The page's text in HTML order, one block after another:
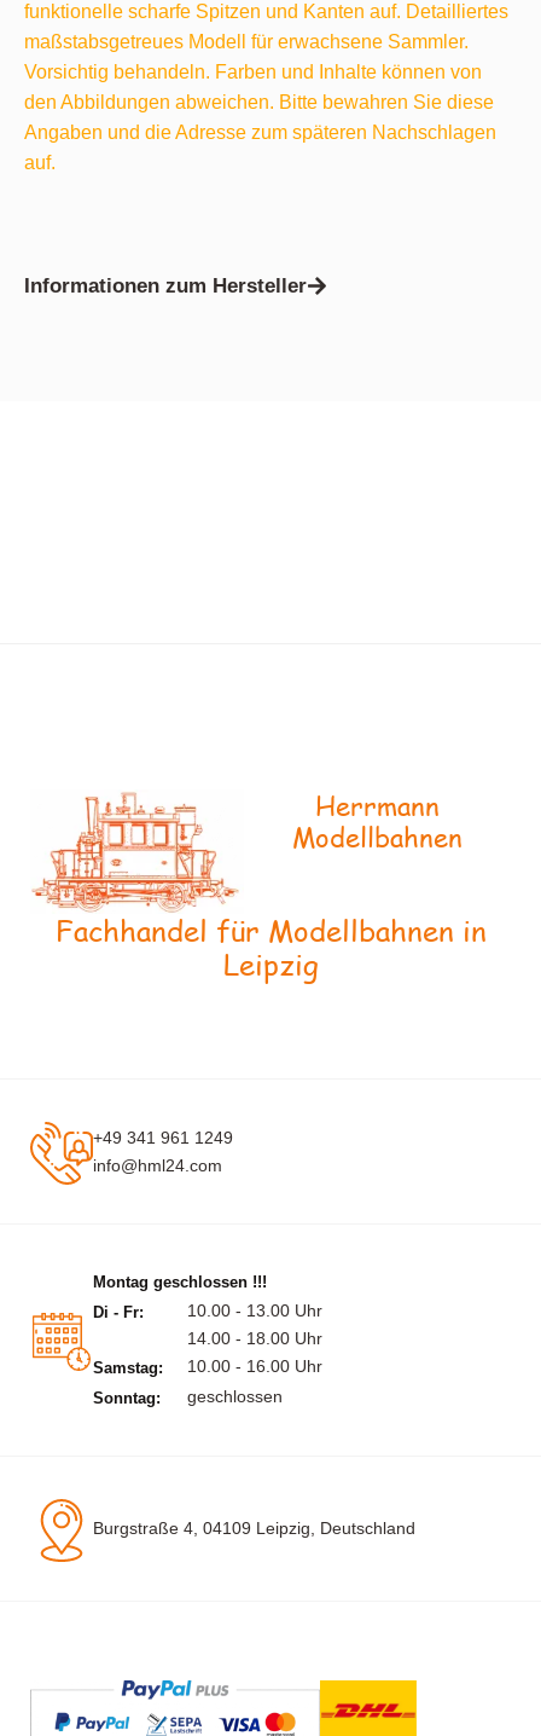
funktionelle scharfe Spitzen und Kanten auf. Detailliertes
maßstabsgetreues Modell für erwachsene Sammler.
Vorsichtig behandeln. Farben und Inhalte können von
den Abbildungen abweichen. Bitte bewahren Sie diese
Angaben und die Adresse zum späteren Nachschlagen
auf.
Informationen zum Hersteller
Herrmann
Modellbahnen
Fachhandel für Modellbahnen in
Leipzig
+49 341 961 1249
info@hml24.com
Montag geschlossen !!!
Di - Fr:
10.00 - 13.00 Uhr
14.00 - 18.00 Uhr
Samstag: 10.00 - 16.00 Uhr
Sonntag: geschlossen
Burgstraße 4, 04109 Leipzig, Deutschland